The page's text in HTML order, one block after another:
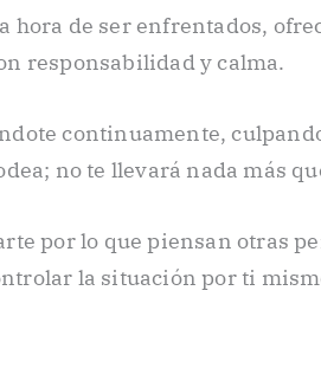
hora de ser enfrentados,
responsabilidad y calma.
continuamente,
no te llevará nada más
por lo que piensan otras
la situación por ti